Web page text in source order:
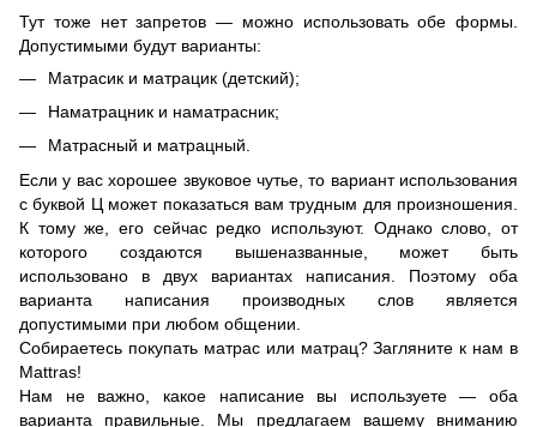
Тут тоже нет запретов — можно использовать обе формы.
Допустимыми будут варианты:
Матрасик и матрацик (детский);
Наматрацник и наматрасник;
Матрасный и матрацный.
Если у вас хорошее звуковое чутье, то вариант использования
с буквой Ц может показаться вам трудным для произношения.
К тому же, его сейчас редко используют. Однако слово, от
которого создаются вышеназванные, может быть
использовано в двух вариантах написания. Поэтому оба
варианта написания производных слов является
допустимыми при любом общении.
Собираетесь покупать матрас или матрац? Загляните к нам в
Mattras!
Нам не важно, какое написание вы используете — оба
варианта правильные. Мы предлагаем вашему вниманию